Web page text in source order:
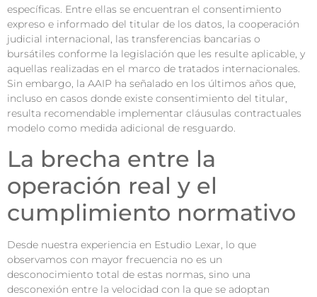
específicas. Entre ellas se encuentran el consentimiento
expreso e informado del titular de los datos, la cooperación
judicial internacional, las transferencias bancarias o
bursátiles conforme la legislación que les resulte aplicable, y
aquellas realizadas en el marco de tratados internacionales.
Sin embargo, la AAIP ha señalado en los últimos años que,
incluso en casos donde existe consentimiento del titular,
resulta recomendable implementar cláusulas contractuales
modelo como medida adicional de resguardo.
La brecha entre la
operación real y el
cumplimiento normativo
Desde nuestra experiencia en Estudio Lexar, lo que
observamos con mayor frecuencia no es un
desconocimiento total de estas normas, sino una
desconexión entre la velocidad con la que se adoptan